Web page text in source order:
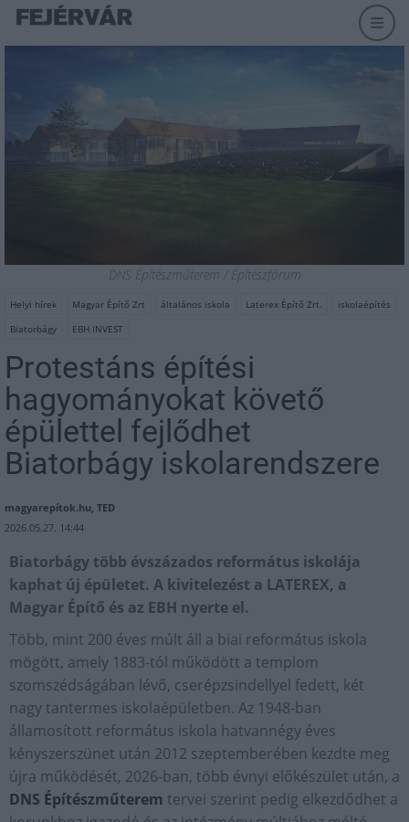
DNS Építészműterem / Építészfórum
Helyi hírek Magyar Építő Zrt általános iskola Laterex Építő Zrt.
iskolaépítés
Biatorbágy
EBH INVEST
Protestáns építési
hagyományokat követő
épülettel fejlődhet
Biatorbágy iskolarendszere
magyarepítok.hu, TED
2026.05.27. 14:44
Biatorbágy több évszázados református iskolája
kaphat új épületet. A kivitelezést a LATEREX, a
Magyar Építő és az EBH nyerte el.
Több, mint 200 éves múlt áll a biai református iskola
mögött, amely 1883-tól működött a templom
szomszédságában lévő, cserépzsindellyel fedett, két
nagy tantermes iskolaépületben. Az 1948-ban
államosított református iskola hatvannégy éves
kényszerszünet után 2012 szeptemberében kezdte meg
újra működését, 2026-ban, több évnyi előkészület után, a
DNS Építészműterem tervei szerint pedig elkezdődhet a